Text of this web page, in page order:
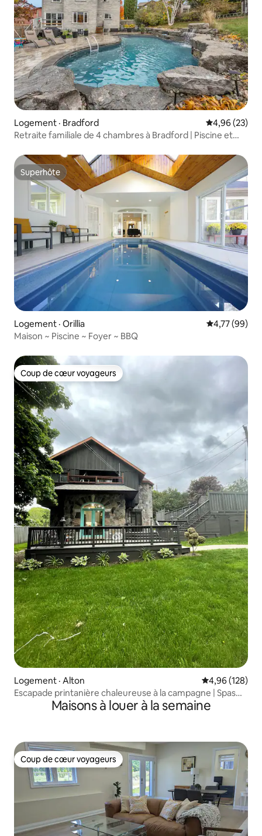
Logement · Bradford Note
4,96 (23)
Retraite familiale de 4 chambres à Bradford | Piscine et
Superhôte
Superhôte
Logement · Orillia Note
4,77 (99)
Maison ~ Piscine ~ Foyer ~ BBQ
Coup de cœur voyageurs
Coup de cœur voyageurs
Logement · Alton Note
4,96 (128)
Escapade printanière chaleureuse à la campagne | Spas
extérieur + foyer extérieur
Maisons à louer à la semaine
Coup de cœur voyageurs
Coup de cœur voyageurs